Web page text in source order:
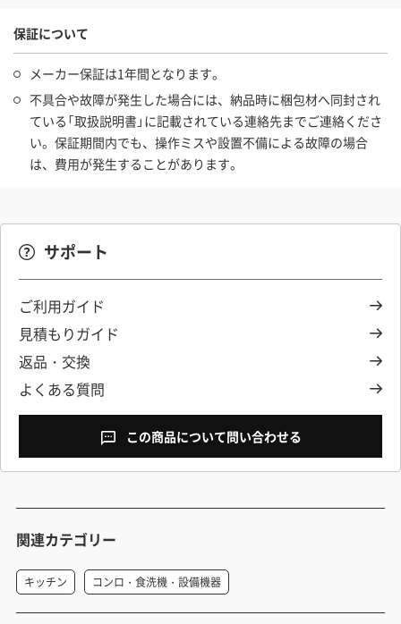
保証について
メーカー保証は1年間となります。
不具合や故障が発生した場合には、納品時に梱包材へ同封され
ている「取扱説明書」に記載されている連絡先までご連絡くださ
い。保証期間内でも、操作ミスや設置不備による故障の場合
は、費用が発生することがあります。
サポート
ご利用ガイド
見積もりガイド
返品・交換
よくある質問
この商品について問い合わせる
関連カテゴリー
キッチン コンロ・食洗機・設備機器